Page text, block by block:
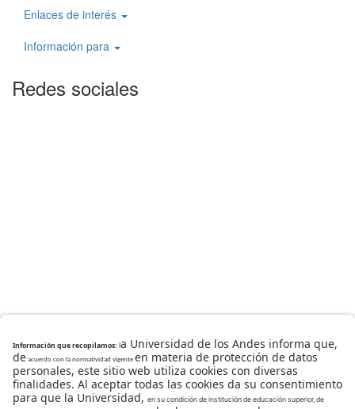
Enlaces de interés
Información para
Redes sociales